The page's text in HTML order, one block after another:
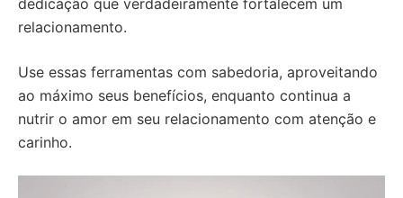
dedicação que verdadeiramente fortalecem um
relacionamento.
Use essas ferramentas com sabedoria, aproveitando
ao máximo seus benefícios, enquanto continua a
nutrir o amor em seu relacionamento com atenção e
carinho.